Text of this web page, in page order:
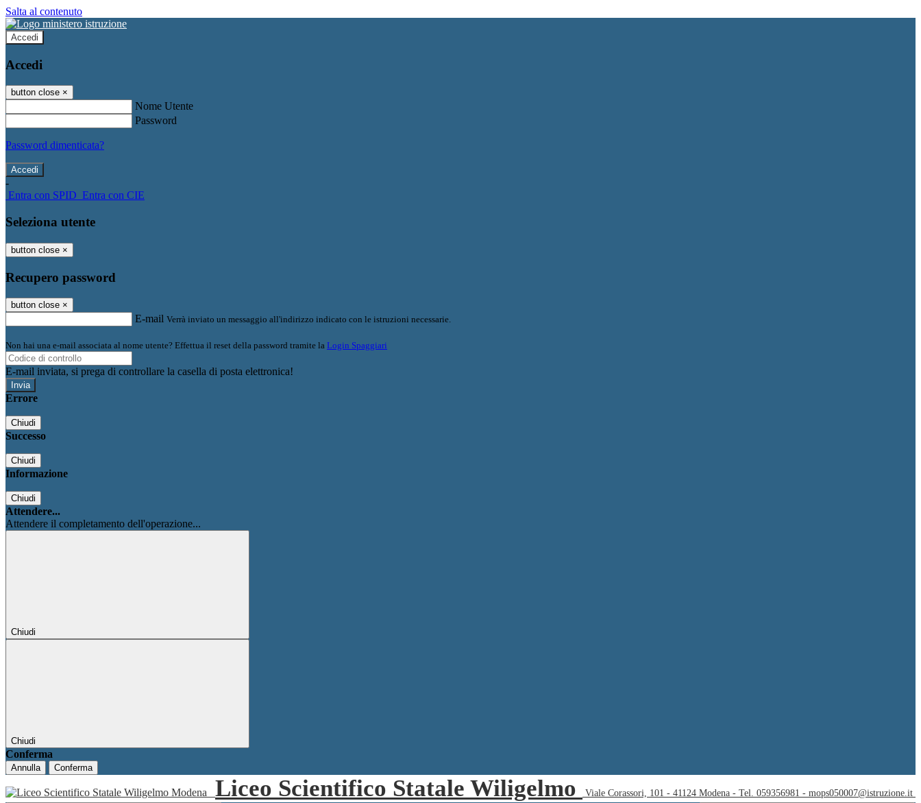
Salta al contenuto
Accedi
Accedi
button close ×
Nome Utente
Password
Password dimenticata?
-
Entra con SPID Entra con CIE
Seleziona utente
button close ×
Recupero password
button close ×
E-mail Verrà inviato un messaggio all'indirizzo indicato con le istruzioni necessarie.
Non hai una e-mail associata al nome utente? Effettua il reset della password tramite la Login Spaggiari
E-mail inviata, si prega di controllare la casella di posta elettronica!
Errore
Chiudi
Successo
Chiudi
Informazione
Chiudi
Attendere...
Attendere il completamento dell'operazione...
Chiudi
Chiudi
Conferma
Annulla Conferma
Liceo Scientifico Statale Wiligelmo Viale Corassori, 101 - 41124 Modena - Tel. 059356981 - mops050007@istruzione.it